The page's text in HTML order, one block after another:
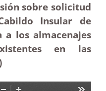
sobre solicitud
Insular de
a los almacenajes
en las